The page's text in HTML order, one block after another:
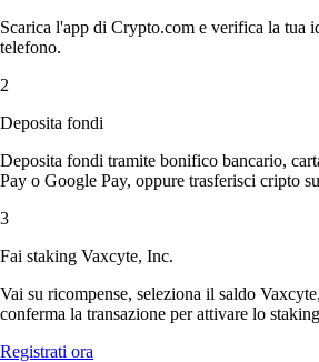
Scarica l'app di Crypto.com e verifica la tua
telefono.
2
Deposita fondi
Deposita fondi tramite bonifico bancario,
Pay o Google Pay, oppure trasferisci cripto
3
Fai staking Vaxcyte, Inc.
Vai su ricompense, seleziona il saldo
conferma la transazione per attivare lo
Registrati ora